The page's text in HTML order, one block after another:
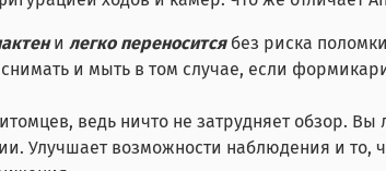
и легко переносится без риска
и мыть в том случае, если
ведь ничто не затрудняет обзор. Вы
Улучшает возможности наблюдения и то,